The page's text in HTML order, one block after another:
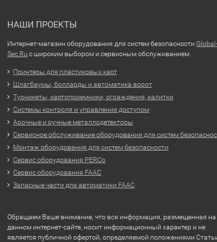
НАШИ ПРОЕКТЫ
Интернет-магазин оборудования для систем безопасности Global-
Sec.Ru с широким выбором и сервисным обслуживанием.
Принтеры для пластиковых карт
Шлагбаумы, болларды и автоматика ворот
Турникеты, картоприемники, ограждения, калитки
Системы контроля и управления доступом
Арочные и ручные металлодетекторы
Сервисное обслуживание оборудования для систем
Монтаж оборудования для систем безопасности
Сервис оборудования PERCo
Сервис оборудования FAAC
Запасные части для автоматики FAAC
Обращаем Ваше внимание, что вся информация, размещенная на
данном интернет-сайте, носит информационный характер и не
является публичной офертой, определяемой положениями